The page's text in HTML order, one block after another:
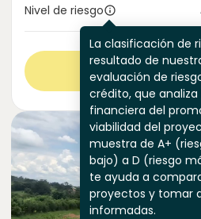
Nivel de riesgo
La clasificación de
resultado de
evaluación de
crédito, que analiza
financiera del
viabilidad del
muestra de A+
bajo) a D (riesgo
te ayuda a
proyectos y tomar
informadas.
Ver